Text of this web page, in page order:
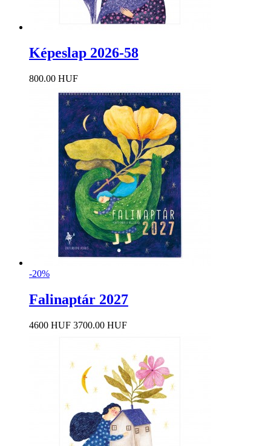
Képeslap 2026-58
800.00 HUF
-20%
Falinaptár 2027
4600 HUF 3700.00 HUF